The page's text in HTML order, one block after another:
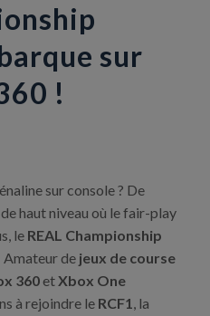
sur
!
sur console ? De
haut niveau où le fair-play
le REAL Championship
Amateur de jeux de course
360 etXbox One
à rejoindre le RCF1, la